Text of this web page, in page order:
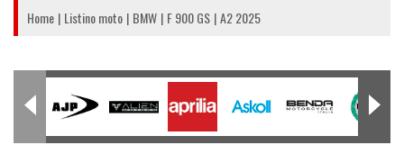
Home Listino moto BMW F 900 GS A2 2025